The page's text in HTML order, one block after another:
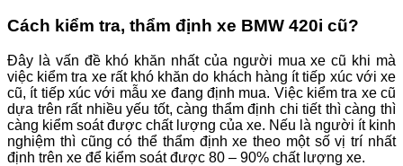
Cách kiểm tra, thẩm định xe BMW 420i cũ?
Đây là vấn đề khó khăn nhất của người mua xe cũ khi mà
việc kiểm tra xe rất khó khăn do khách hàng ít tiếp xúc với xe
cũ, ít tiếp xúc với mẫu xe đang định mua. Việc kiểm tra xe cũ
dựa trên rất nhiều yếu tốt, càng thẩm định chi tiết thì càng thì
càng kiểm soát được chất lượng của xe. Nếu là người ít kinh
nghiệm thì cũng có thể thẩm định xe theo một số vị trí nhất
định trên xe để kiểm soát được 80 – 90% chất lượng xe.